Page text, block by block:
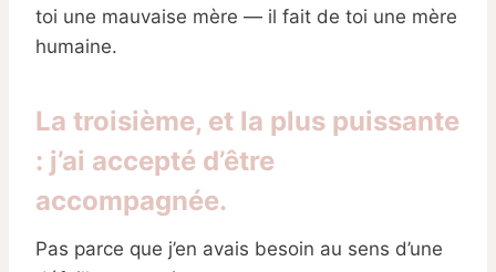
toi une mauvaise mère — il fait de toi une mère
humaine.
La troisième, et la plus puissante
: j’ai accepté d’être
accompagnée.
Pas parce que j’en avais besoin au sens d’une